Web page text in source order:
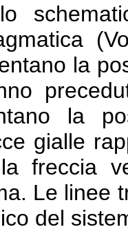
la
la
gialle
freccia
Le linee
del